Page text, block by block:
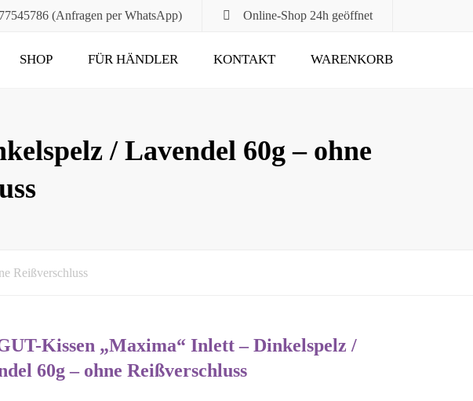
(Anfragen per WhatsApp) Online-Shop 24h geöffnet
Submit
SHOP FÜR HÄNDLER KONTAKT WARENKORB
/ Lavendel 60g – ohne
Reißverschluss
Kissen „Maxima“ Inlett – Dinkelspelz /
60g – ohne Reißverschluss